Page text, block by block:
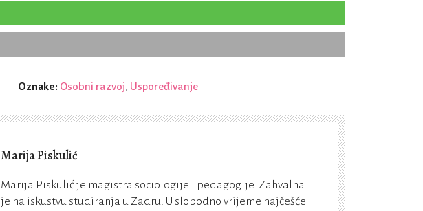
Oznake: Osobni razvoj, Uspoređivanje
Marija Piskulić
Marija Piskulić je magistra sociologije i pedagogije. Zahvalna
je na iskustvu studiranja u Zadru. U slobodno vrijeme najčešće